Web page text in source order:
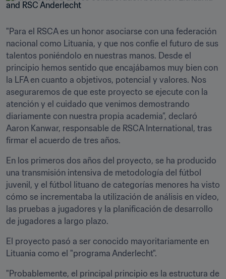
"Para el RSCA es un honor asociarse con una federación
nacional como Lituania, y que nos confíe el futuro de sus
talentos poniéndolo en nuestras manos. Desde el
principio hemos sentido que encajábamos muy bien con
la LFA en cuanto a objetivos, potencial y valores. Nos
aseguraremos de que este proyecto se ejecute con la
atención y el cuidado que venimos demostrando
diariamente con nuestra propia academia”, declaró
Aaron Kanwar, responsable de RSCA International, tras
firmar el acuerdo de tres años.
En los primeros dos años del proyecto, se ha producido
una transmisión intensiva de metodología del fútbol
juvenil, y el fútbol lituano de categorías menores ha visto
cómo se incrementaba la utilización de análisis en vídeo,
las pruebas a jugadores y la planificación de desarrollo
de jugadores a largo plazo.
El proyecto pasó a ser conocido mayoritariamente en
Lituania como el "programa Anderlecht".
"Probablemente, el principal principio es la estructura de